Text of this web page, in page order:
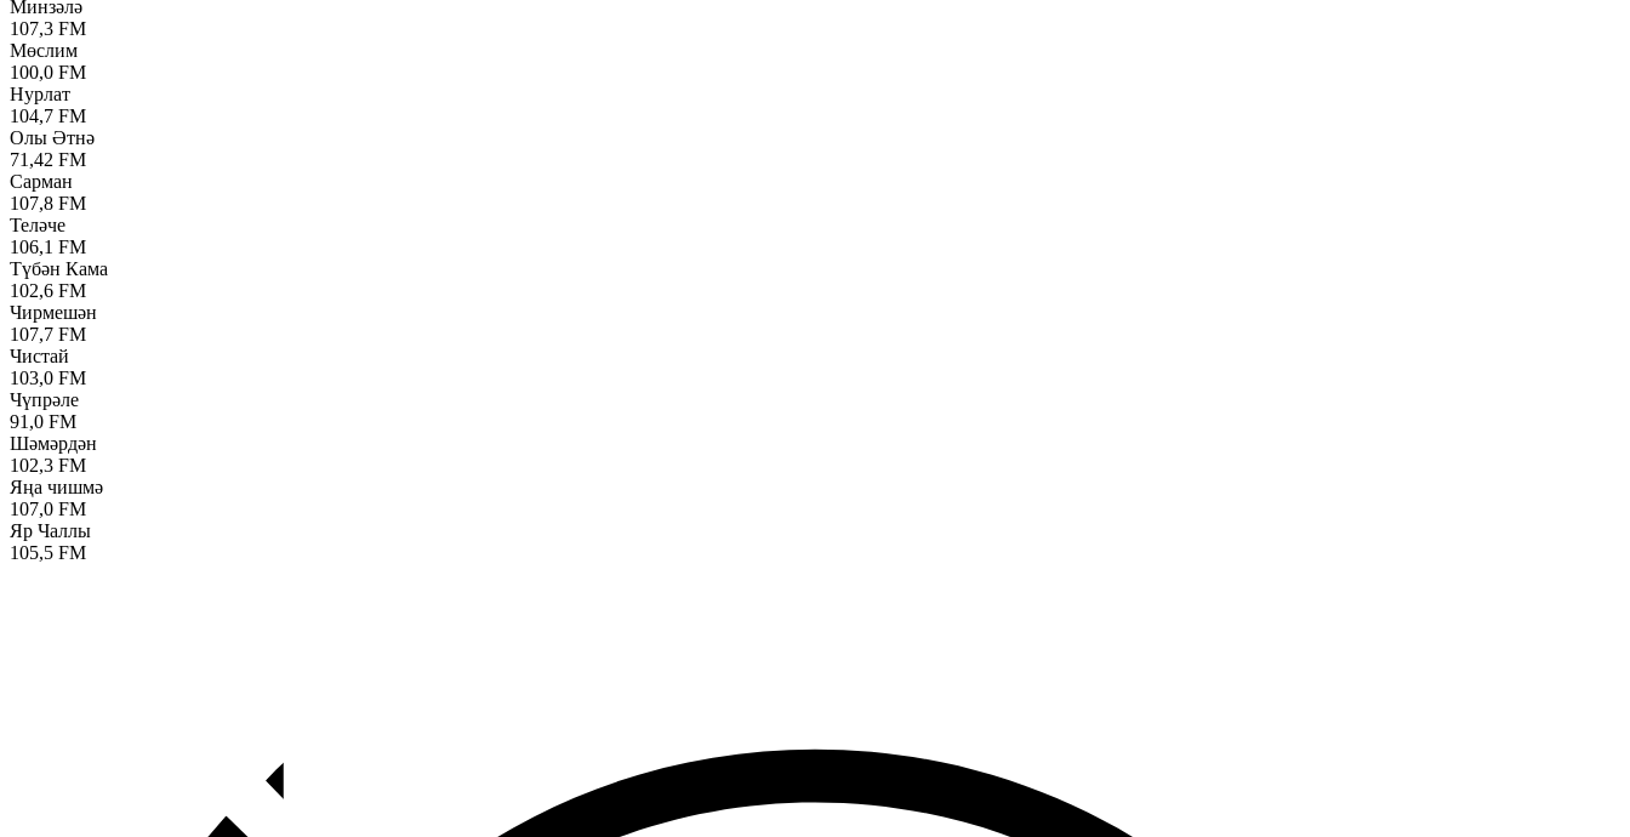
Минзәлә
107,3 FM
Мөслим
100,0 FM
Нурлат
104,7 FM
Олы Әтнә
71,42 FM
Сарман
107,8 FM
Теләче
106,1 FM
Түбән Кама
102,6 FM
Чирмешән
107,7 FM
Чистай
103,0 FM
Чүпрәле
91,0 FM
Шәмәрдән
102,3 FM
Яңа чишмә
107,0 FM
Яр Чаллы
105,5 FM